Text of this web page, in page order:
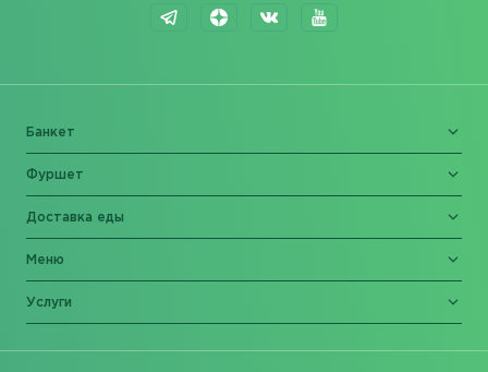
Банкет
Фуршет
Доставка еды
Меню
Услуги